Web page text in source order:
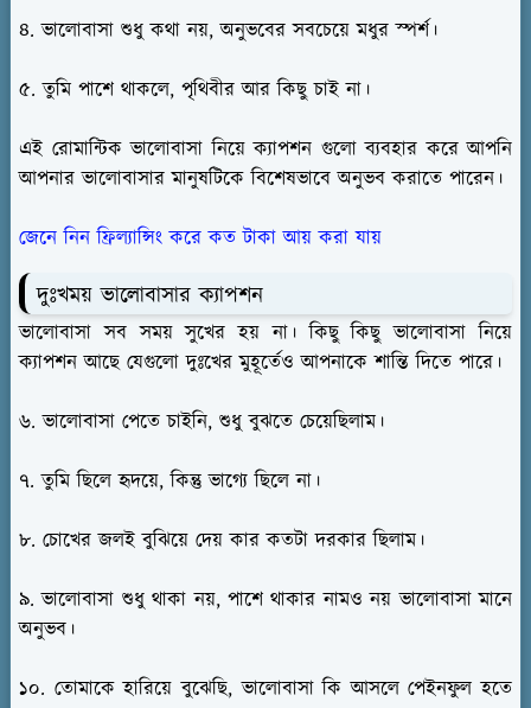
৪. ভালোবাসা শুধু কথা নয়, অনুভবের সবচেয়ে মধুর স্পর্শ।
৫. তুমি পাশে থাকলে, পৃথিবীর আর কিছু চাই না।
এই রোমান্টিক ভালোবাসা নিয়ে ক্যাপশন গুলো ব্যবহার করে আপনি
আপনার ভালোবাসার মানুষটিকে বিশেষভাবে অনুভব করাতে পারেন।
জেনে নিন ফ্রিল্যান্সিং করে কত টাকা আয় করা যায়
দুঃখময় ভালোবাসার ক্যাপশন
ভালোবাসা সব সময় সুখের হয় না। কিছু কিছু ভালোবাসা নিয়ে
ক্যাপশন আছে যেগুলো দুঃখের মুহূর্তেও আপনাকে শান্তি দিতে পারে।
৬. ভালোবাসা পেতে চাইনি, শুধু বুঝতে চেয়েছিলাম।
৭. তুমি ছিলে হৃদয়ে, কিন্তু ভাগ্যে ছিলে না।
৮. চোখের জলই বুঝিয়ে দেয় কার কতটা দরকার ছিলাম।
৯. ভালোবাসা শুধু থাকা নয়, পাশে থাকার নামও নয় ভালোবাসা মানে
অনুভব।
১০. তোমাকে হারিয়ে বুঝেছি, ভালোবাসা কি আসলে পেইনফুল হতে